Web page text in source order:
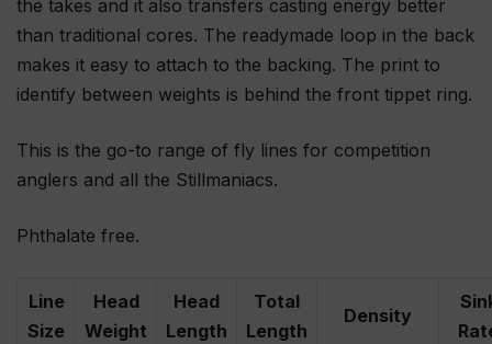
the takes and it also transfers casting energy better
than traditional cores. The readymade loop in the back
makes it easy to attach to the backing. The print to
identify between weights is behind the front tippet ring.
This is the go-to range of fly lines for competition
anglers and all the Stillmaniacs.
Phthalate free.
Line
Size
Head
Weight
Head
Length
Total
Length
Density